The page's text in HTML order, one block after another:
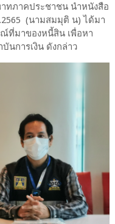
ทภาคประชาชน นำหนังสือ
(นามสมมุติ น) ได้มา
ณ์ที่มาของหนี้สิน เพื่อหา
นการเงิน ดังกล่าว